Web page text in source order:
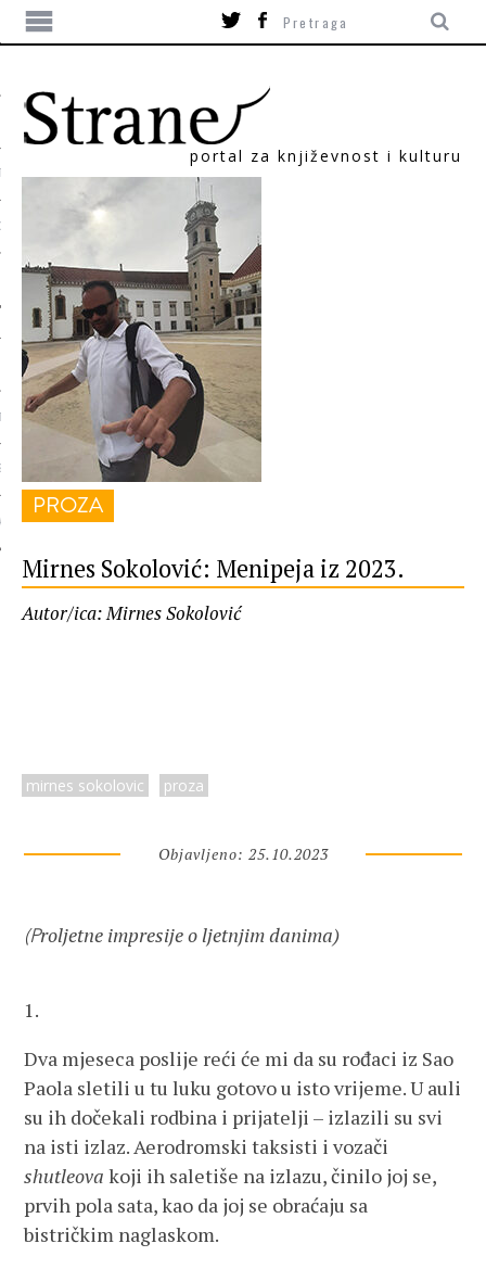
portal za književnost i kulturu
PROZA
Mirnes Sokolović: Menipeja iz 2023.
Autor/ica: Mirnes Sokolović
mirnes sokolovic proza
Objavljeno: 25.10.2023
(Proljetne impresije o ljetnjim danima)
1.
Dva mjeseca poslije reći će mi da su rođaci iz Sao
Paola sletili u tu luku gotovo u isto vrijeme. U auli
su ih dočekali rodbina i prijatelji – izlazili su svi
na isti izlaz. Aerodromski taksisti i vozači
shutleova koji ih saletiše na izlazu, činilo joj se,
prvih pola sata, kao da joj se obraćaju sa
bistričkim naglaskom.